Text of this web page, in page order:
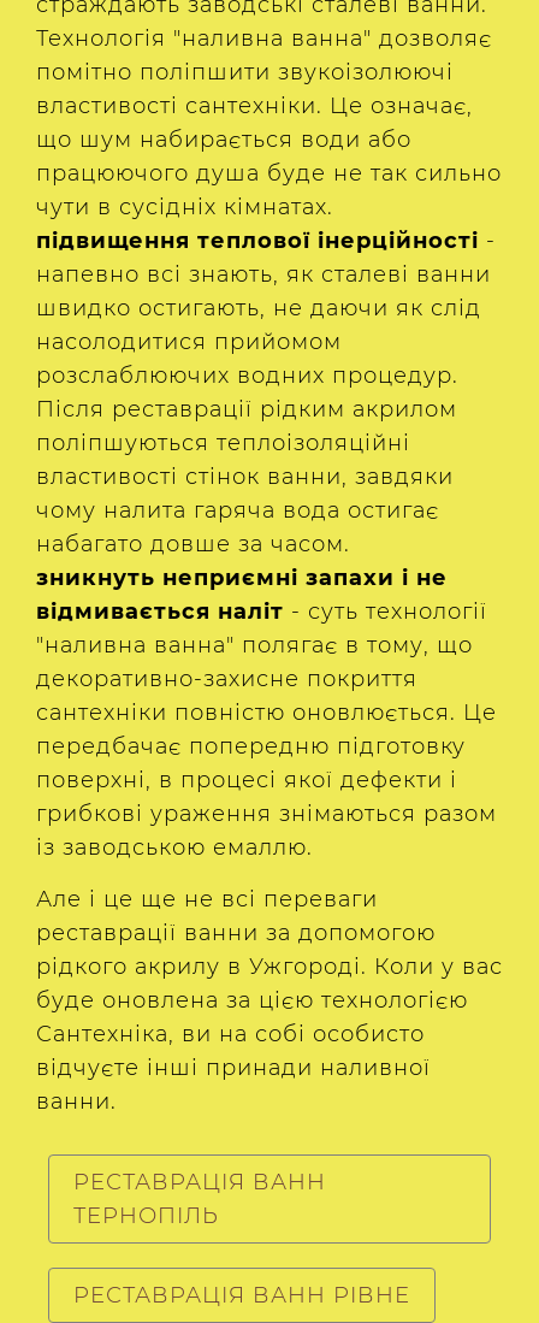
Технологія "наливна ванна" дозволяє
помітно поліпшити звукоізолюючі
властивості сантехніки. Це означає,
що шум набирається води або
працюючого душа буде не так сильно
чути в сусідніх кімнатах.
підвищення теплової інерційності -
напевно всі знають, як сталеві ванни
швидко остигають, не даючи як слід
насолодитися прийомом
розслаблюючих водних процедур.
Після реставрації рідким акрилом
поліпшуються теплоізоляційні
властивості стінок ванни, завдяки
чому налита гаряча вода остигає
набагато довше за часом.
зникнуть неприємні запахи і не
відмивається наліт - суть технології
"наливна ванна" полягає в тому, що
декоративно-захисне покриття
сантехніки повністю оновлюється. Це
передбачає попередню підготовку
поверхні, в процесі якої дефекти і
грибкові ураження знімаються разом
із заводською емаллю.
Але і це ще не всі переваги
реставрації ванни за допомогою
рідкого акрилу в Ужгороді. Коли у вас
буде оновлена за цією технологією
Сантехніка, ви на собі особисто
відчуєте інші принади наливної
ванни.
РЕСТАВРАЦІЯ ВАНН
ТЕРНОПІЛЬ
РЕСТАВРАЦІЯ ВАНН РІВНЕ